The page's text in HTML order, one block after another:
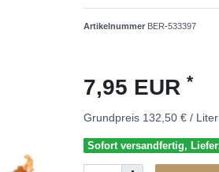
Artikelnummer BER-533397
7,95 EUR *
Grundpreis 132,50 € / Liter
Sofort versandfertig,